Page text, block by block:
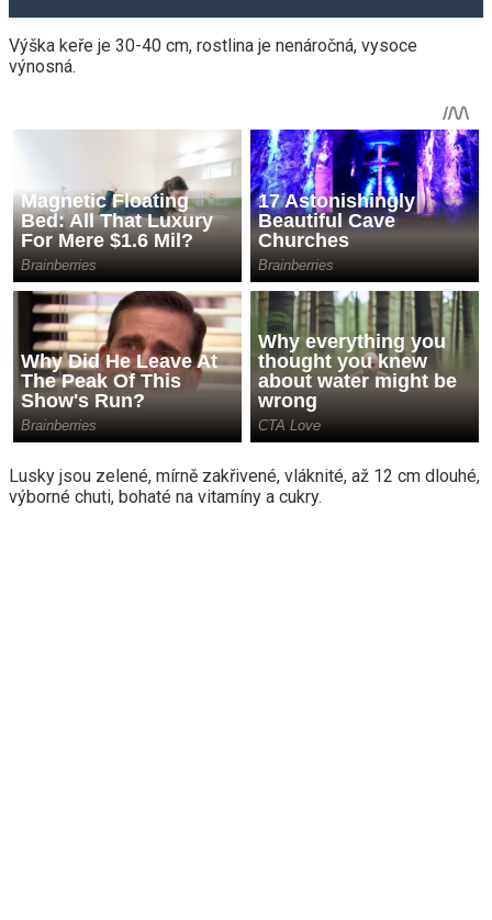
Výška keře je 30-40 cm, rostlina je nenáročná, vysoce
výnosná.
Lusky jsou zelené, mírně zakřivené, vláknité, až 12 cm dlouhé,
výborné chuti, bohaté na vitamíny a cukry.